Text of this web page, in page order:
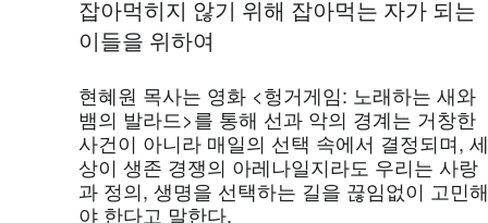
잡아먹히지 않기 위해 잡아먹는 자가 되는
이들을 위하여
현혜원 목사는 영화 <헝거게임: 노래하는 새와
뱀의 발라드>를 통해 선과 악의 경계는 거창한
사건이 아니라 매일의 선택 속에서 결정되며, 세
상이 생존 경쟁의 아레나일지라도 우리는 사랑
과 정의, 생명을 선택하는 길을 끊임없이 고민해
야 한다고 말한다.